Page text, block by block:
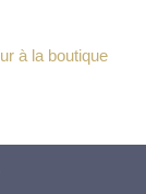
à la boutique